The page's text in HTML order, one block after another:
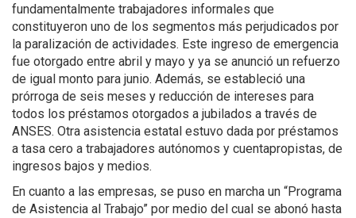
fundamentalmente trabajadores informales que
constituyeron uno de los segmentos más perjudicados por
la paralización de actividades. Este ingreso de emergencia
fue otorgado entre abril y mayo y ya se anunció un refuerzo
de igual monto para junio. Además, se estableció una
prórroga de seis meses y reducción de intereses para
todos los préstamos otorgados a jubilados a través de
ANSES. Otra asistencia estatal estuvo dada por préstamos
a tasa cero a trabajadores autónomos y cuentapropistas, de
ingresos bajos y medios.
En cuanto a las empresas, se puso en marcha un “Programa
de Asistencia al Trabajo” por medio del cual se abonó hasta